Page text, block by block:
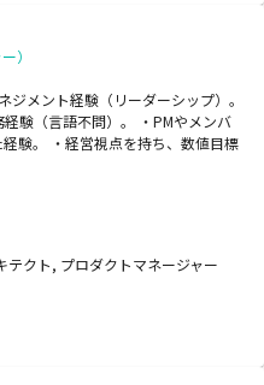
）
ジメント経験（リーダーシップ）。
験（言語不問）。 ・PMやメンバ
験。 ・経営視点を持ち、数値目標
テクト, プロダクトマネージャー